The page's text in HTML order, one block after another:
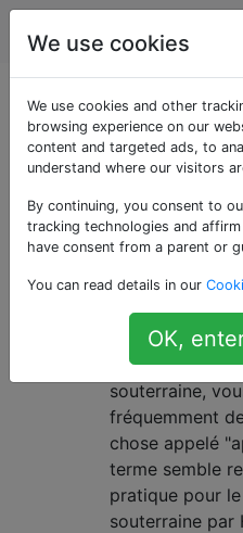
souterraine?
Si vous lisez
souterraine,
fréquemment
chose appelé
terme semble
pratique pour
souterraine par
We use cookies
We use cookies and other
browsing experience on our
content and targeted ads, to
understand where our visitors
By continuing, you consent to
tracking technologies and
have consent from a parent or
You can read details in our
OK,